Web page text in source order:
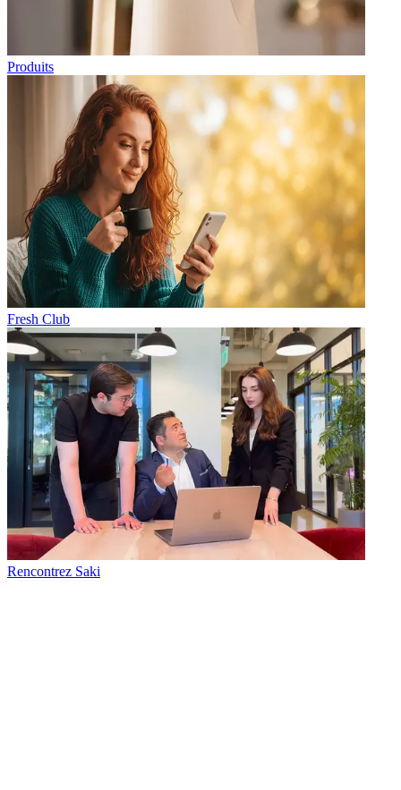
Produits
Fresh Club
Rencontrez Saki